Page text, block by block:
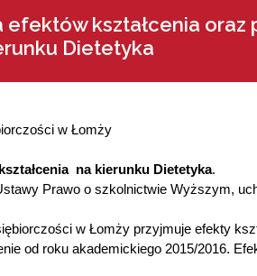
kształcenia oraz
Dietetyka
w Łomży
na kierunku Dietetyka.
Prawo o szkolnictwie Wyższym,
w Łomży przyjmuje efekty
od roku akademickiego 2015/2016.